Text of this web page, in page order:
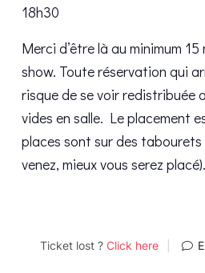
18h30
Merci d’être là au minimum
show. Toute réservation qui
risque de se voir redistribuée
vides en salle. Le placement
places sont sur des
venez, mieux vous serez placé).